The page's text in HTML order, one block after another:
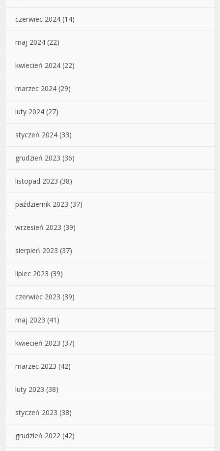
czerwiec 2024 (14)
maj 2024 (22)
kwiecień 2024 (22)
marzec 2024 (29)
luty 2024 (27)
styczeń 2024 (33)
grudzień 2023 (36)
listopad 2023 (38)
październik 2023 (37)
wrzesień 2023 (39)
sierpień 2023 (37)
lipiec 2023 (39)
czerwiec 2023 (39)
maj 2023 (41)
kwiecień 2023 (37)
marzec 2023 (42)
luty 2023 (38)
styczeń 2023 (38)
grudzień 2022 (42)